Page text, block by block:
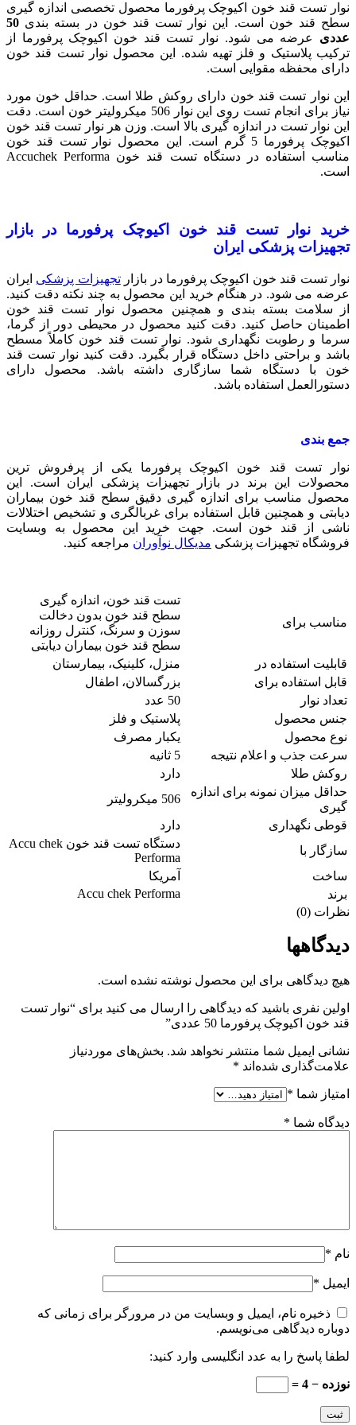
نوار تست قند خون اکیوچک پرفورما محصول تخصصی اندازه گیری
سطح قند خون است. این نوار تست قند خون در بسته بندی 50
عددی عرضه می شود. نوار تست قند خون اکیوچک پرفورما از
ترکیب پلاستیک و فلز تهیه شده. این محصول نوار تست قند خون
دارای محفظه مقوایی است.
این نوار تست قند خون دارای روکش طلا است. حداقل خون مورد
نیاز برای انجام تست روی این نوار 506 میکرولیتر خون است. دقت
این نوار تست در اندازه گیری بالا است. وزن هر نوار تست قند خون
اکیوچک پرفورما 5 گرم است. این محصول نوار تست قند خون
مناسب استفاده در دستگاه تست قند خون Accuchek Performa
است.
خرید نوار تست قند خون اکیوچک پرفورما در بازار
تجهیزات پزشکی ایران
نوار تست قند خون اکیوچک پرفورما در بازارتجهیزات پزشکی ایران
عرضه می شود. در هنگام خرید این محصول به چند نکته دقت کنید.
از سلامت بسته بندی و همچنین محصول نوار تست قند خون
اطمینان حاصل کنید. دقت کنید محصول در محیطی دور از گرما،
سرما و رطوبت نگهداری شود. نوار تست قند خون کاملاً مسطح
باشد و براحتی داخل دستگاه قرار بگیرد. دقت کنید نوار تست قند
خون با دستگاه شما سازگاری داشته باشد. محصول دارای
دستورالعمل استفاده باشد.
جمع بندی
نوار تست قند خون اکیوچک پرفورما یکی از پرفروش ترین
محصولات این برند در بازار تجهیزات پزشکی ایران است. این
محصول مناسب برای اندازه گیری دقیق سطح قند خون بیماران
دیابتی و همچنین قابل استفاده برای غربالگری و تشخیص اختلالات
ناشی از قند خون است. جهت خرید این محصول به وبسایت
فروشگاه تجهیزات پزشکی مدیکال نوآوران مراجعه کنید.
مناسب برای
تست قند خون، اندازه گیری
سطح قند خون بدون دخالت
سوزن و سرنگ، کنترل روزانه
سطح قند خون بیماران دیابتی
قابلیت استفاده در
منزل، کلینیک، بیمارستان
قابل استفاده برای
بزرگسالان، اطفال
تعداد نوار
50 عدد
جنس محصول
پلاستیک و فلز
نوع محصول
یکبار مصرف
سرعت جذب و اعلام نتیجه
5 ثانیه
روکش طلا
دارد
حداقل میزان نمونه برای اندازه
گیری
506 میکرولیتر
قوطی نگهداری
دارد
سازگار با
دستگاه تست قند خون Accu chek
Performa
ساخت
آمریکا
برند
Accu chek Performa
نظرات (0)
دیدگاهها
هیچ دیدگاهی برای این محصول نوشته نشده است.
اولین نفری باشید که دیدگاهی را ارسال می کنید برای “نوار تست
قند خون اکیوچک پرفورما 50 عددی”
نشانی ایمیل شما منتشر نخواهد شد. بخش‌های موردنیاز
علامت‌گذاری شده‌اند *
امتیاز شما *
دیدگاه شما *
نام *
ایمیل *
ذخیره نام، ایمیل و وبسایت من در مرورگر برای زمانی که
دوباره دیدگاهی می‌نویسم.
لطفا پاسخ را به عدد انگلیسی وارد کنید:
نوزده − 4 =